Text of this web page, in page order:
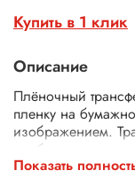
Купить в 1 клик
Описание
Плёночный
пленку на
изображением.
изображение, с
неповторимость и
Показать